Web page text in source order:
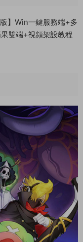
】Win一鍵服務端+多
雙端+視頻架設教程